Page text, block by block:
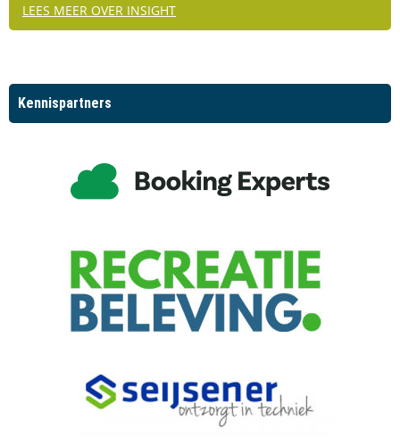
LEES MEER OVER INSIGHT
Kennispartners